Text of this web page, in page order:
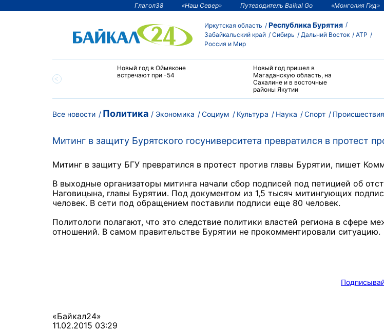
Глагол38 «Наш Север» Путеводитель Baikal Go «Монголия Гид»
Иркутская область Республика Бурятия
Забайкальский край Сибирь Дальний Восток
АТР
Россия и Мир
Новый год в Оймяконе
встречают при -54
Новый год пришел в
Магаданскую область, на
Сахалине и в восточные
районы Якутии
Все новости Политика Экономика Социум Культура Наука Спорт Происшествия
Митинг в защиту Бурятского госуниверситета превратился в протест
Митинг в защиту БГУ превратился в протест против главы Бурятии, пишет
В выходные организаторы митинга начали сбор подписей под петицией об
Наговицына, главы Бурятии. Под документом из 1,5 тысяч митингующих
человек. В сети под обращением поставили подписи еще 80 человек.
Политологи полагают, что это следствие политики властей региона в сфере
отношений. В самом правительстве Бурятии не прокомментировали ситуацию.
«Байкал24»
11.02.2015 03:29